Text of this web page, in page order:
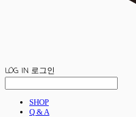
LOG IN 로그인
SHOP
Q & A